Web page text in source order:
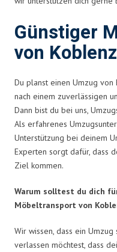
Günstiger
von
Du planst einen Umzug von
nach einem zuverlässigen
Dann bist du bei uns,
Als erfahrenes
Unterstützung bei deinem
Experten sorgt dafür, dass
Ziel kommen.
Warum solltest du dich
Möbeltransport von
Wir wissen, dass ein
verlassen möchtest, dass